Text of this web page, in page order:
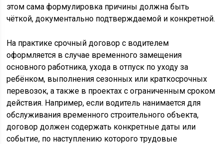
этом сама формулировка причины должна быть
чёткой, документально подтверждаемой и конкретной.
На практике срочный договор с водителем
оформляется в случае временного замещения
основного работника, ухода в отпуск по уходу за
ребёнком, выполнения сезонных или краткосрочных
перевозок, а также в проектах с ограниченным сроком
действия. Например, если водитель нанимается для
обслуживания временного строительного объекта,
договор должен содержать конкретные даты или
событие, по наступлению которого трудовые